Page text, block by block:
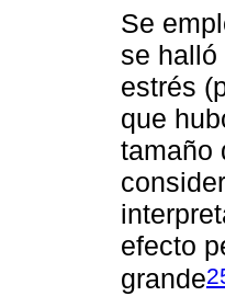
Se
se
estrés
que
tamaño
efecto
grande